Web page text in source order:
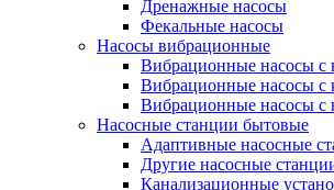
Дренажные насосы
Фекальные насосы
Насосы вибрационные
Вибрационные насосы с
Вибрационные насосы с
Вибрационные насосы с
Насосные станции бытовые
Адаптивные насосные
Другие насосные
Канализационные